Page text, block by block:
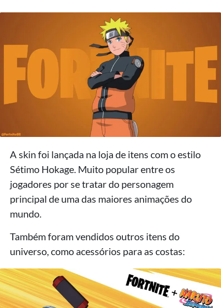
A skin foi lançada na loja de itens com o estilo
Sétimo Hokage. Muito popular entre os
jogadores por se tratar do personagem
principal de uma das maiores animações do
mundo.
Também foram vendidos outros itens do
universo, como acessórios para as costas: